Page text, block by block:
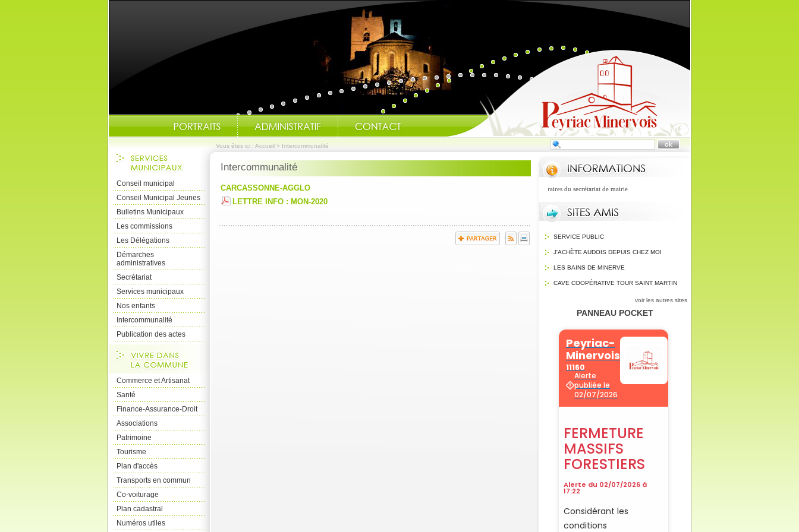
Vous êtes ici : Accueil > Intercommunalité
Conseil municipal
Conseil Municipal Jeunes
Bulletins Municipaux
Les commissions
Les Délégations
Démarches
administratives
Secrétariat
Services municipaux
Nos enfants
Intercommunalité
Publication des actes
Commerce et Artisanat
Santé
Finance-Assurance-Droit
Associations
Patrimoine
Tourisme
Plan d'accès
Transports en commun
Co-voiturage
Plan cadastral
Numéros utiles
Intercommunalité
CARCASSONNE-AGGLO
LETTRE INFO : MON-2020
Modification des horaires du secrétariat de mairie
SERVICE PUBLIC
J'ACHÈTE AUDOIS DEPUIS CHEZ MOI
LES BAINS DE MINERVE
CAVE COOPÉRATIVE TOUR SAINT MARTIN
voir les autres sites
PANNEAU POCKET